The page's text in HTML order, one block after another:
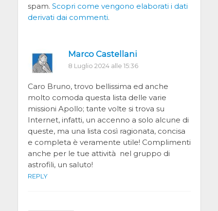
spam. Scopri come vengono elaborati i dati
derivati dai commenti.
Marco Castellani
8 Luglio 2024 alle 15:36
Caro Bruno, trovo bellissima ed anche
molto comoda questa lista delle varie
missioni Apollo; tante volte si trova su
Internet, infatti, un accenno a solo alcune di
queste, ma una lista così ragionata, concisa
e completa è veramente utile! Complimenti
anche per le tue attività nel gruppo di
astrofili, un saluto!
REPLY